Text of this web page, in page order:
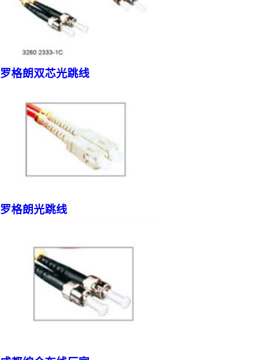
罗格朗双芯光跳线
罗格朗光跳线